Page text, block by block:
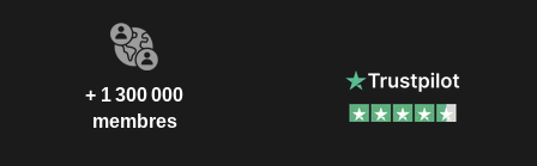
+ 1 300 000
membres